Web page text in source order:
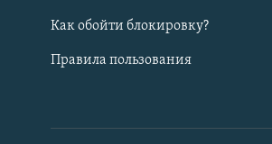
Как обойти блокировку?
Правила пользования